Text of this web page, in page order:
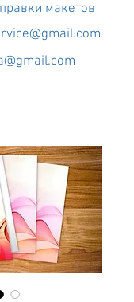
макетов